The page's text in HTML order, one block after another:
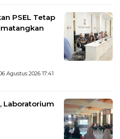
PSEL Tetap
Agustus 2026 17:41
Laboratorium